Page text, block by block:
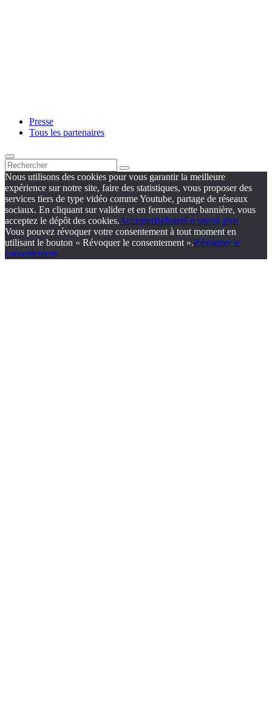
Presse
Tous les partenaires
Nous utilisons des cookies pour vous garantir la meilleure
expérience sur notre site, faire des statistiques, vous proposer des
services tiers de type vidéo comme Youtube, partage de réseaux
sociaux. En cliquant sur valider et en fermant cette bannière, vous
acceptez le dépôt des cookies.AccepterRefuserEn savoir plus
Vous pouvez révoquer votre consentement à tout moment en
utilisant le bouton « Révoquer le consentement ».Révoquer le
consentement